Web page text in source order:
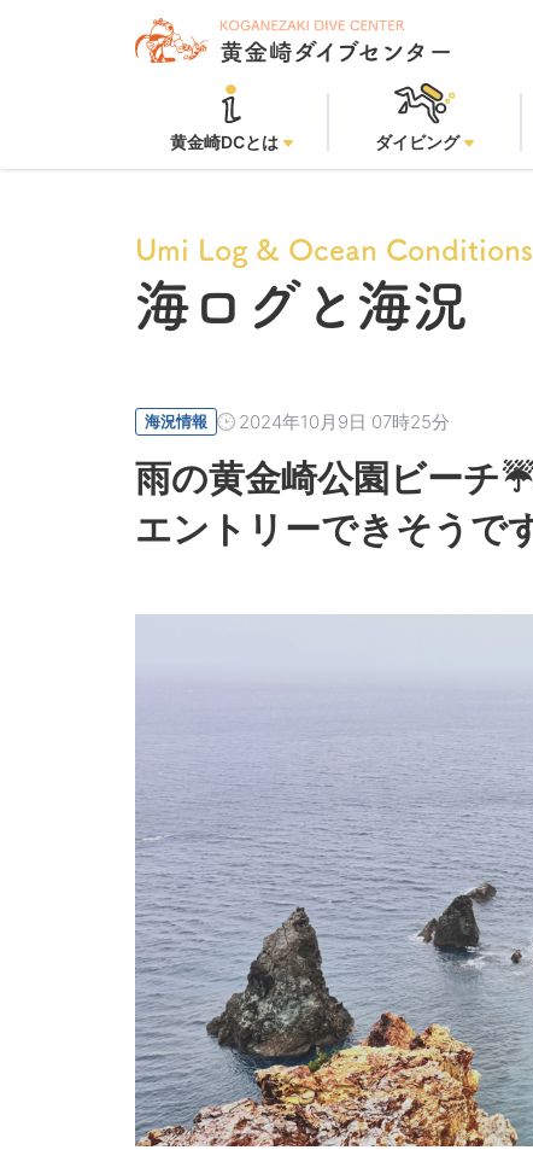
黄金崎DCとは ダイビング
Umi Log & Ocean Conditions
海ログと海況
海況情報 2024年10月9日 07時25分
雨の黄金崎公園ビーチ
エントリーできそうで